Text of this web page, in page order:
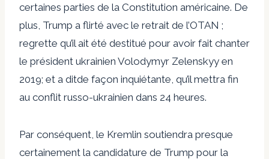
certaines parties de la Constitution américaine. De
plus, Trump a flirté avec le retrait de l’OTAN ;
regrette qu’il ait été destitué pour avoir fait chanter
le président ukrainien Volodymyr Zelenskyy en
2019; et a ditde façon inquiétante, qu’il mettra fin
au conflit russo-ukrainien dans 24 heures.
Par conséquent, le Kremlin soutiendra presque
certainement la candidature de Trump pour la